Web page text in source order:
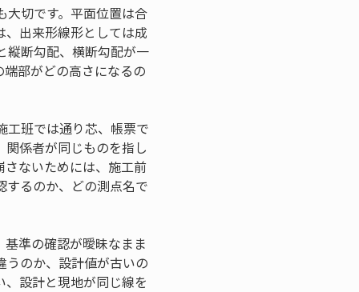
大切です。平面位置は合
出来形線形としては成
縦断勾配、横断勾配が一
部がどの高さになるの
工班では通り芯、帳票で
係者が同じものを指し
ないためには、施工前
するのか、どの測点名で
準の確認が曖昧なまま
うのか、設計値が古いの
設計と現地が同じ線を